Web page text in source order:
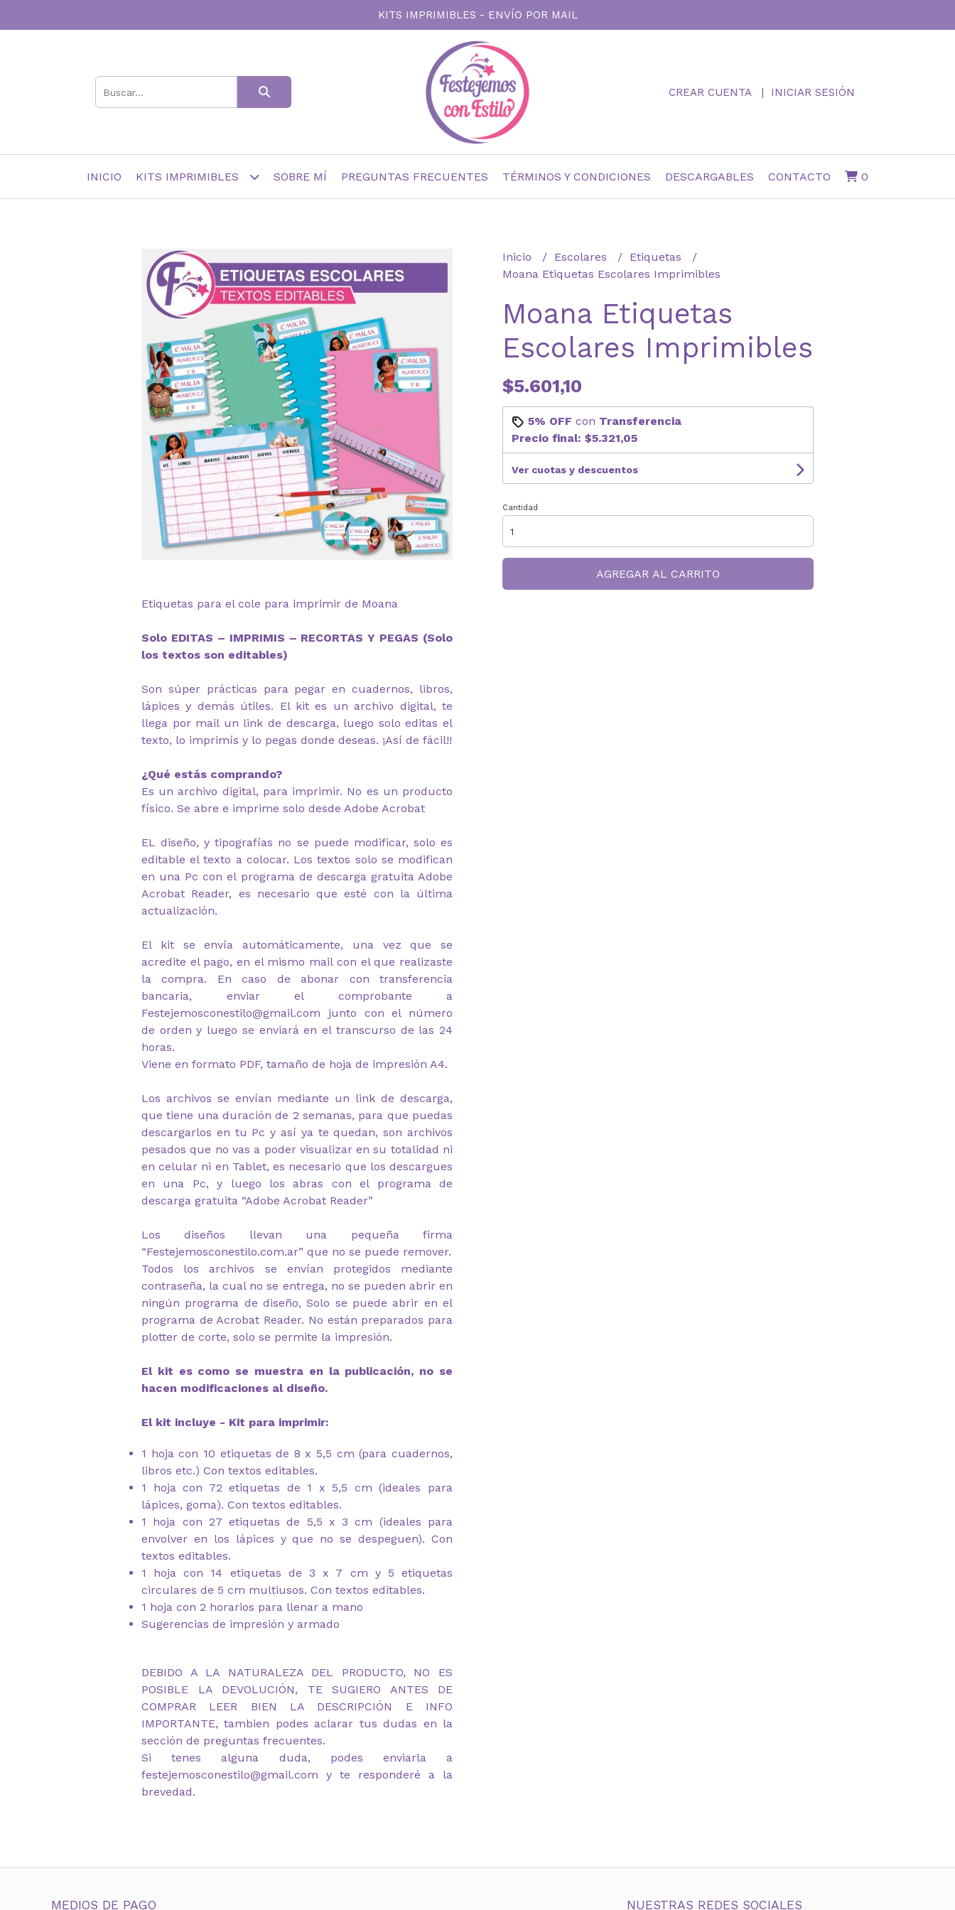
KITS IMPRIMIBLES - ENVÍO POR MAIL
CREAR CUENTA INICIAR SESIÓN
INICIO KITS IMPRIMIBLES SOBRE MÍ PREGUNTAS FRECUENTES TÉRMINOS Y CONDICIONES DESCARGABLES CONTACTO 0
Etiquetas para el cole para imprimir de Moana
Solo EDITAS – IMPRIMIS – RECORTAS Y PEGAS (Solo
los textos son editables)
Son súper prácticas para pegar en cuadernos, libros,
lápices y demás útiles. El kit es un archivo digital, te
llega por mail un link de descarga, luego solo editas el
texto, lo imprimís y lo pegas donde deseas. ¡Así de fácil!!
¿Qué estás comprando?
Es un archivo digital, para imprimir. No es un producto
físico. Se abre e imprime solo desde Adobe Acrobat
EL diseño, y tipografías no se puede modificar, solo es
editable el texto a colocar. Los textos solo se modifican
en una Pc con el programa de descarga gratuita Adobe
Acrobat Reader, es necesario que esté con la última
actualización.
El kit se envía automáticamente, una vez que se
acredite el pago, en el mismo mail con el que realizaste
la compra. En caso de abonar con transferencia
bancaria, enviar el comprobante a
Festejemosconestilo@gmail.com junto con el número
de orden y luego se enviará en el transcurso de las 24
horas.
Viene en formato PDF, tamaño de hoja de impresión A4.
Los archivos se envían mediante un link de descarga,
que tiene una duración de 2 semanas, para que puedas
descargarlos en tu Pc y así ya te quedan, son archivos
pesados que no vas a poder visualizar en su totalidad ni
en celular ni en Tablet, es necesario que los descargues
en una Pc, y luego los abras con el programa de
descarga gratuita “Adobe Acrobat Reader”
Los diseños llevan una pequeña firma
“Festejemosconestilo.com.ar” que no se puede remover.
Todos los archivos se envían protegidos mediante
contraseña, la cual no se entrega, no se pueden abrir en
ningún programa de diseño, Solo se puede abrir en el
programa de Acrobat Reader. No están preparados para
plotter de corte, solo se permite la impresión.
El kit es como se muestra en la publicación, no se
hacen modificaciones al diseño.
El kit incluye - Kit para imprimir:
1 hoja con 10 etiquetas de 8 x 5,5 cm (para cuadernos,
libros etc.) Con textos editables.
1 hoja con 72 etiquetas de 1 x 5,5 cm (ideales para
lápices, goma). Con textos editables.
1 hoja con 27 etiquetas de 5,5 x 3 cm (ideales para
envolver en los lápices y que no se despeguen). Con
textos editables.
1 hoja con 14 etiquetas de 3 x 7 cm y 5 etiquetas
circulares de 5 cm multiusos. Con textos editables.
1 hoja con 2 horarios para llenar a mano
Sugerencias de impresión y armado
DEBIDO A LA NATURALEZA DEL PRODUCTO, NO ES
POSIBLE LA DEVOLUCIÓN, TE SUGIERO ANTES DE
COMPRAR LEER BIEN LA DESCRIPCIÓN E INFO
IMPORTANTE, tambien podes aclarar tus dudas en la
sección de preguntas frecuentes.
Si tenes alguna duda, podes enviarla a
festejemosconestilo@gmail.com y te responderé a la
brevedad.
Inicio Escolares
Etiquetas
Moana Etiquetas Escolares Imprimibles
Moana Etiquetas
Escolares Imprimibles
$5.601,10
5% OFF con Transferencia
Precio final: $5.321,05
Ver cuotas y descuentos
Cantidad
AGREGAR AL CARRITO
MEDIOS DE PAGO NUESTRAS REDES SOCIALES